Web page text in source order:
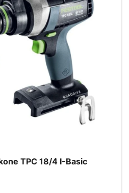
TPC 18/4 I-Basic